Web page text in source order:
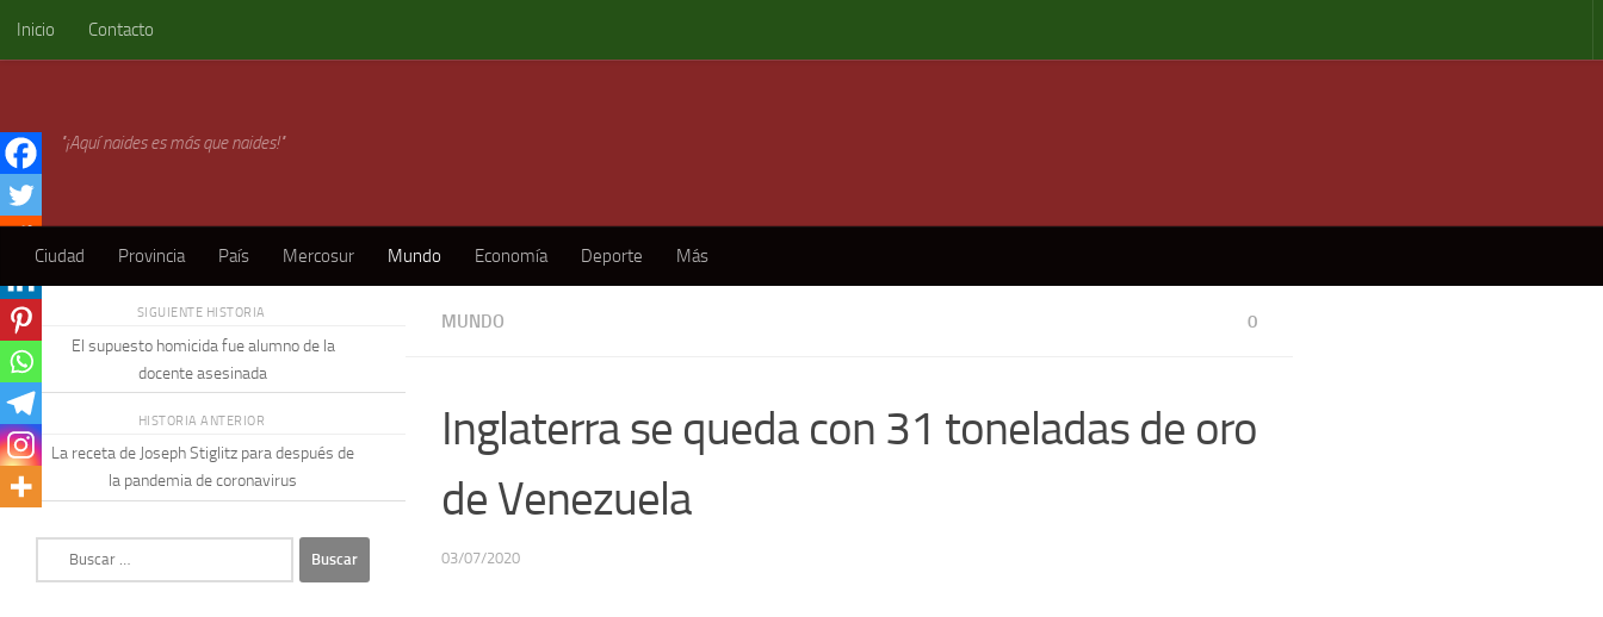
Skip to content
Inicio Contacto
"¡Aquí naides es más que naides!"
Ciudad Provincia País Mercosur Mundo Economía Deporte Más
MUNDO 0
Inglaterra se queda con 31 toneladas de oro
de Venezuela
03/07/2020
SIGUIENTE HISTORIA
El supuesto homicida fue alumno de la
docente asesinada
HISTORIA ANTERIOR
La receta de Joseph Stiglitz para después de
la pandemia de coronavirus